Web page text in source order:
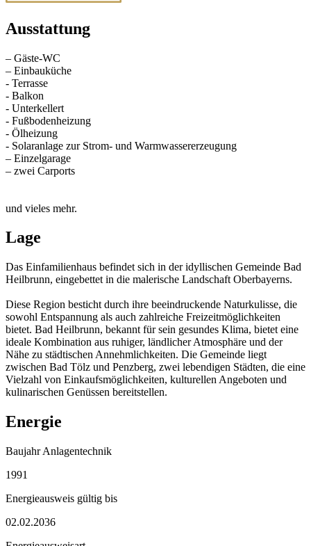
Ausstattung
– Gäste-WC
– Einbauküche
- Terrasse
- Balkon
- Unterkellert
- Fußbodenheizung
- Ölheizung
- Solaranlage zur Strom- und Warmwassererzeugung
– Einzelgarage
– zwei Carports
und vieles mehr.
Lage
Das Einfamilienhaus befindet sich in der idyllischen Gemeinde Bad
Heilbrunn, eingebettet in die malerische Landschaft Oberbayerns.
Diese Region besticht durch ihre beeindruckende Naturkulisse, die
sowohl Entspannung als auch zahlreiche Freizeitmöglichkeiten
bietet. Bad Heilbrunn, bekannt für sein gesundes Klima, bietet eine
ideale Kombination aus ruhiger, ländlicher Atmosphäre und der
Nähe zu städtischen Annehmlichkeiten. Die Gemeinde liegt
zwischen Bad Tölz und Penzberg, zwei lebendigen Städten, die eine
Vielzahl von Einkaufsmöglichkeiten, kulturellen Angeboten und
kulinarischen Genüssen bereitstellen.
Energie
Baujahr Anlagentechnik
1991
Energieausweis gültig bis
02.02.2036